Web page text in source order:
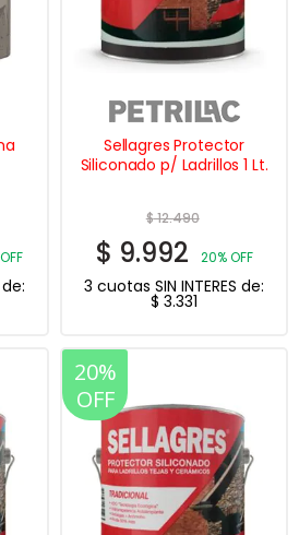
Sellagres Protector
Siliconado p/ Ladrillos 1 Lt.
$12.490
$ 9.992 20% OFF
3 cuotas SIN INTERES de:
$ 3.331
20%
OFF